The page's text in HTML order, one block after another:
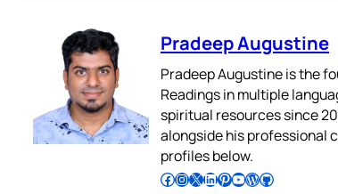
Pradeep Augustine
Pradeep Augustine is the
Readings in multiple
spiritual resources since
alongside his professional
profiles below.
Follow Pradeep on Facebook Follow Pradeep on InstagramFollow Pradeep on X Follow Pradeep on LinkedIn Follow Pradeep on Pinterest Subscribe to Pradeep’s Youtube Channel Follow Pradeep on WordPress Follow Pradeep on GitHub